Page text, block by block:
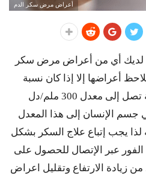
أعراض مرض سكر الدم
لديك أي من أعراض مرض سكر
أعراضها إلا إذا كان نسبة
السكر في الدم لديك مرتفعة تصل إلى معدل 300 ملم/دل
الإنسان إلى هذا المعدل
يجب إتباع علاج السكر بشكل
عبر الإتصال للحصول على
زيادة الارتفاع وتقليل اعراض